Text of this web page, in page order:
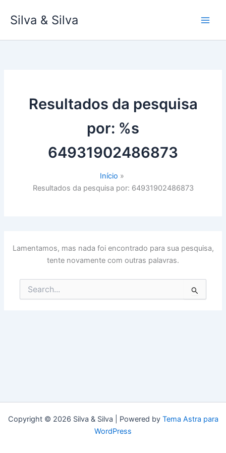
para
conteúdo
Silva & Silva
Resultados da pesquisa
por: %s
64931902486873
Início
Resultados da pesquisa por: 64931902486873
Lamentamos, mas nada foi encontrado para sua pesquisa,
tente novamente com outras palavras.
Pesquisar
por:
Copyright © 2026 Silva & Silva | Powered by Tema Astra para
WordPress